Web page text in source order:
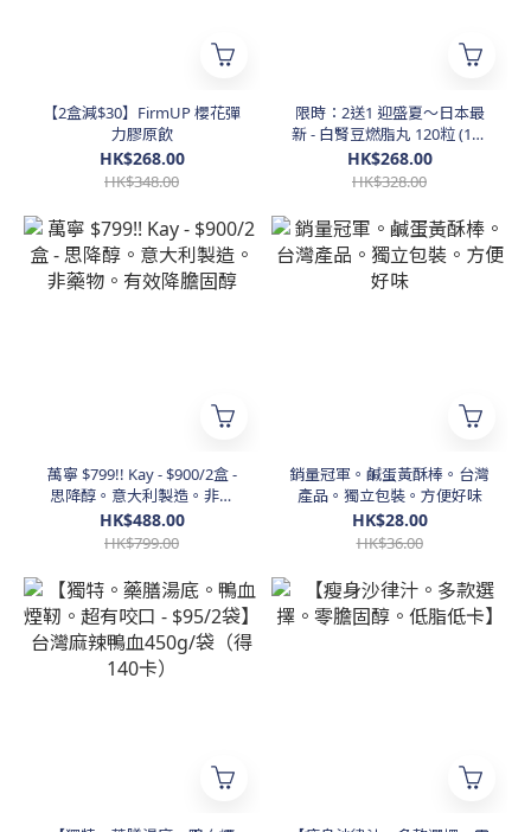
【2盒減$30】FirmUP 櫻花彈
力膠原飲
HK$268.00
HK$348.00
限時：2送1 迎盛夏～日本最
新 - 白腎豆燃脂丸 120粒 (1個
月量)
HK$268.00
HK$328.00
萬寧 $799!! Kay - $900/2盒 -
思降醇。意大利製造。非藥
物。有效降膽固醇
HK$488.00
HK$799.00
銷量冠軍。鹹蛋黃酥棒。台灣
產品。獨立包裝。方便好味
HK$28.00
HK$36.00